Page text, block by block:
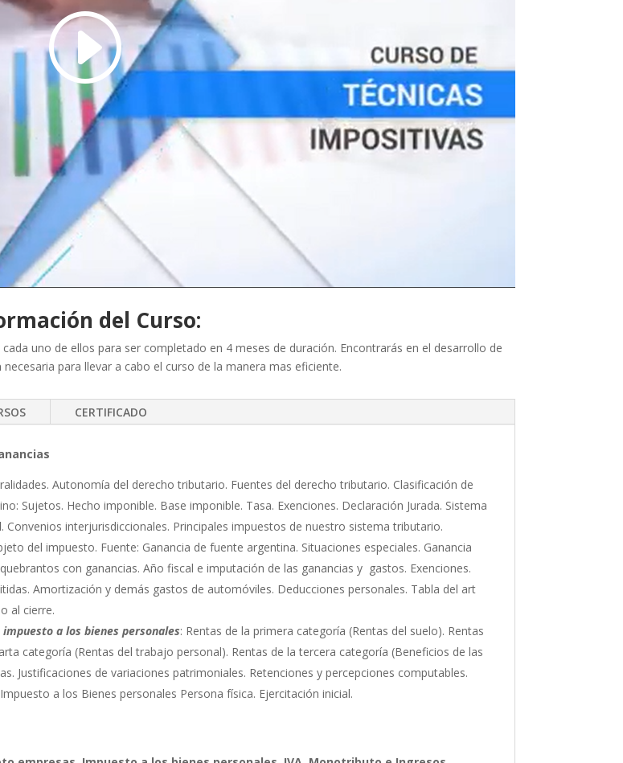
del Curso:
uno de ellos para ser completado en 4 meses de duración. Encontrarás en el desarrollo de
para llevar a cabo el curso de la manera mas eficiente.
CERTIFICADO
Autonomía del derecho tributario. Fuentes del derecho tributario. Clasificación de
Sujetos. Hecho imponible. Base imponible. Tasa. Exenciones. Declaración Jurada. Sistema
interjurisdiccionales. Principales impuestos de nuestro sistema tributario.
del impuesto. Fuente: Ganancia de fuente argentina. Situaciones especiales. Ganancia
con ganancias. Año fiscal e imputación de las ganancias y gastos. Exenciones.
Amortización y demás gastos de automóviles. Deducciones personales. Tabla del art
al cierre.
a los bienes personales: Rentas de la primera categoría (Rentas del suelo). Rentas
categoría (Rentas del trabajo personal). Rentas de la tercera categoría (Beneficios de las
Justificaciones de variaciones patrimoniales. Retenciones y percepciones computables.
a los Bienes personales Persona física. Ejercitación inicial.